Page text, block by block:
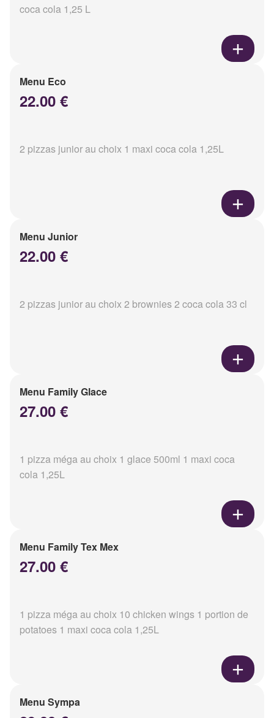
coca cola 1,25 L
Menu Eco
22.00 €
2 pizzas junior au choix 1 maxi coca cola 1,25L
Menu Junior
22.00 €
2 pizzas junior au choix 2 brownies 2 coca cola 33 cl
Menu Family Glace
27.00 €
1 pizza méga au choix 1 glace 500ml 1 maxi coca
cola 1,25L
Menu Family Tex Mex
27.00 €
1 pizza méga au choix 10 chicken wings 1 portion de
potatoes 1 maxi coca cola 1,25L
Menu Sympa